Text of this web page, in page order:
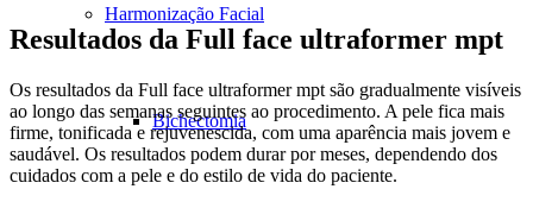
Harmonização Facial
Bichectomia
Resultados da Full face ultraformer mpt
Os resultados da Full face ultraformer mpt são gradualmente visíveis
ao longo das semanas seguintes ao procedimento. A pele fica mais
firme, tonificada e rejuvenescida, com uma aparência mais jovem e
saudável. Os resultados podem durar por meses, dependendo dos
cuidados com a pele e do estilo de vida do paciente.